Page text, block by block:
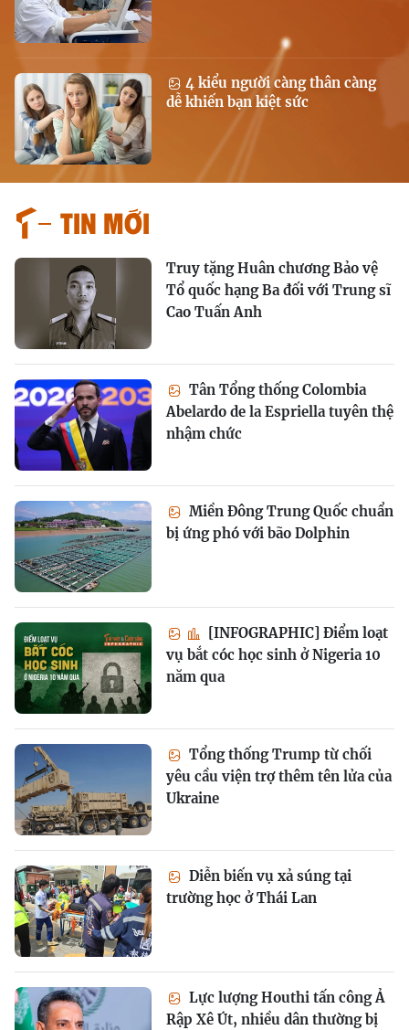
4 kiểu người càng thân càng
dễ khiến bạn kiệt sức
Tin mới
Truy tặng Huân chương Bảo vệ
Tổ quốc hạng Ba đối với Trung sĩ
Cao Tuấn Anh
Tân Tổng thống Colombia
Abelardo de la Espriella tuyên thệ
nhậm chức
Miền Đông Trung Quốc chuẩn
bị ứng phó với bão Dolphin
[INFOGRAPHIC] Điểm loạt
vụ bắt cóc học sinh ở Nigeria 10
năm qua
Tổng thống Trump từ chối
yêu cầu viện trợ thêm tên lửa của
Ukraine
Diễn biến vụ xả súng tại
trường học ở Thái Lan
Lực lượng Houthi tấn công Ả
Rập Xê Út, nhiều dân thường bị